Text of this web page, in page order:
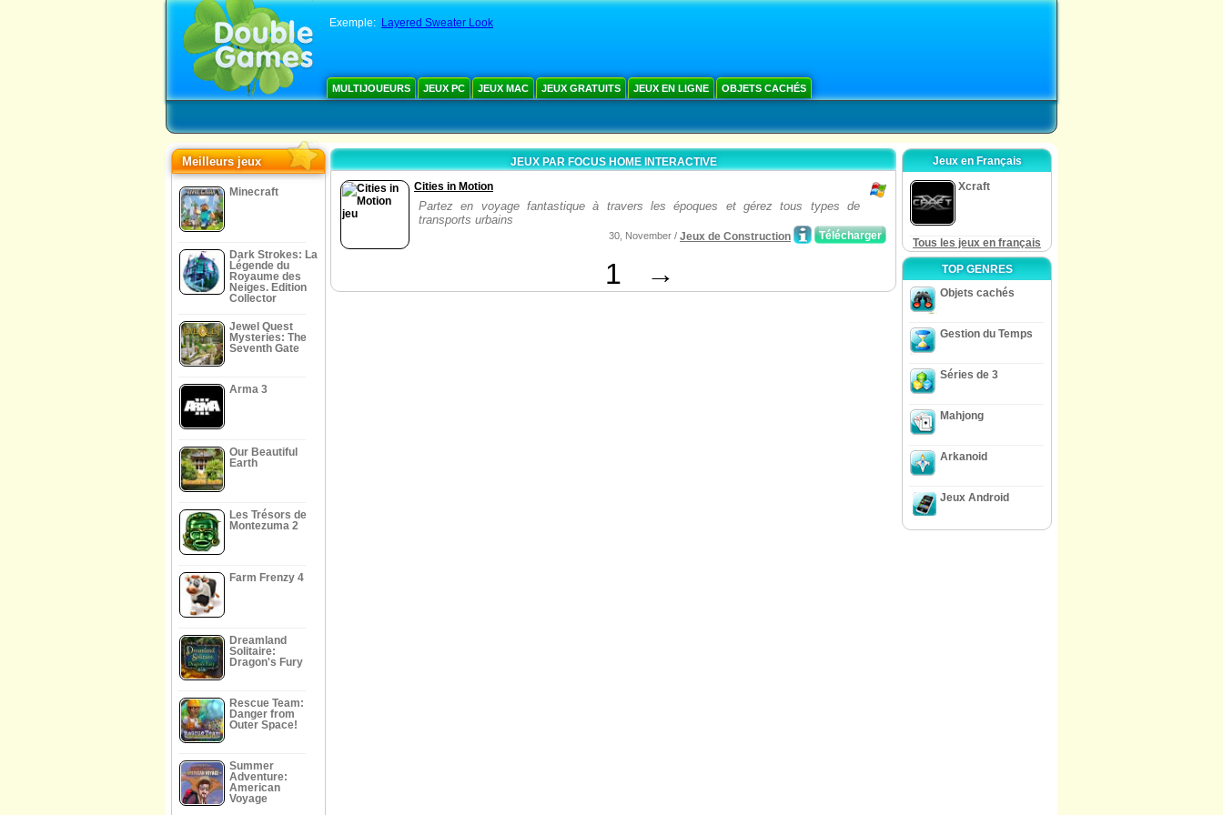
Exemple: Layered Sweater Look
MULTIJOUEURS JEUX PC JEUX MAC JEUX GRATUITS JEUX EN LIGNE OBJETS CACHÉS
Meilleurs jeux
Minecraft
Dark Strokes: La
Légende du
Royaume des
Neiges. Edition
Collector
Jewel Quest
Mysteries: The
Seventh Gate
Arma 3
Our Beautiful
Earth
Les Trésors de
Montezuma 2
Farm Frenzy 4
Dreamland
Solitaire:
Dragon's Fury
Rescue Team:
Danger from
Outer Space!
Summer
Adventure:
American
Voyage
JEUX PAR FOCUS HOME INTERACTIVE
Cities in Motion
Partez en voyage fantastique à travers les époques et gérez tous types de
transports urbains
Télécharger
30, November / Jeux de Construction
1 →
Jeux en Français
Xcraft
Tous les jeux en français
TOP GENRES
Objets cachés
Gestion du Temps
Séries de 3
Mahjong
Arkanoid
Jeux Android